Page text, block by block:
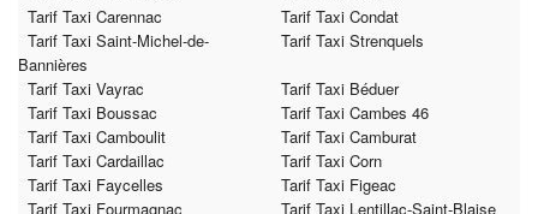
Tarif Taxi Carennac
Tarif Taxi Condat
Tarif Taxi Saint-Michel-de-
Bannières
Tarif Taxi Strenquels
Tarif Taxi Vayrac
Tarif Taxi Béduer
Tarif Taxi Boussac
Tarif Taxi Cambes 46
Tarif Taxi Camboulit
Tarif Taxi Camburat
Tarif Taxi Cardaillac
Tarif Taxi Corn
Tarif Taxi Faycelles
Tarif Taxi Figeac
Tarif Taxi Fourmagnac
Tarif Taxi Lentillac-Saint-Blaise